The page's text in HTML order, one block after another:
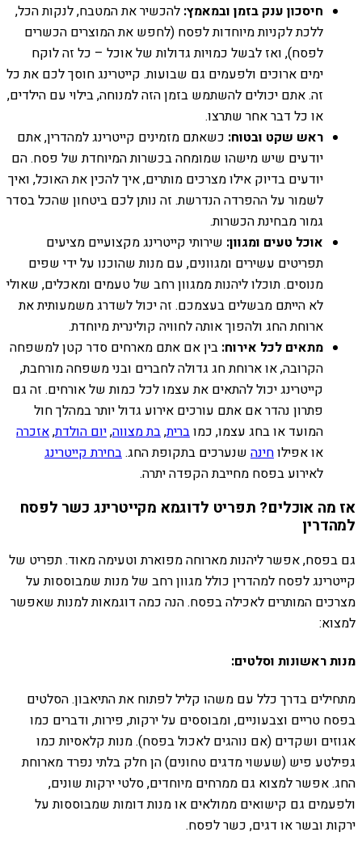
חיסכון ענק בזמן ובמאמץ: להכשיר את המטבח, לנקות הכל,
ללכת לקניות מיוחדות לפסח (לחפש את המוצרים הכשרים
לפסח), ואז לבשל כמויות גדולות של אוכל – כל זה לוקח
ימים ארוכים ולפעמים גם שבועות. קייטרינג חוסך לכם את כל
זה. אתם יכולים להשתמש בזמן הזה למנוחה, בילוי עם הילדים,
או כל דבר אחר שתרצו.
ראש שקט ובטוח: כשאתם מזמינים קייטרינג למהדרין, אתם
יודעים שיש מישהו שמומחה בכשרות המיוחדת של פסח. הם
יודעים בדיוק אילו מצרכים מותרים, איך להכין את האוכל, ואיך
לשמור על ההפרדה הנדרשת. זה נותן לכם ביטחון שהכל בסדר
גמור מבחינת הכשרות.
אוכל טעים ומגוון: שירותי קייטרינג מקצועיים מציעים
תפריטים עשירים ומגוונים, עם מנות שהוכנו על ידי שפים
מנוסים. תוכלו ליהנות ממגוון רחב של טעמים ומאכלים, שאולי
לא הייתם מבשלים בעצמכם. זה יכול לשדרג משמעותית את
ארוחת החג ולהפוך אותה לחוויה קולינרית מיוחדת.
מתאים לכל אירוח: בין אם אתם מארחים סדר קטן למשפחה
הקרובה, או ארוחת חג גדולה לחברים ובני משפחה מורחבת,
קייטרינג יכול להתאים את עצמו לכל כמות של אורחים. זה גם
פתרון נהדר אם אתם עורכים אירוע גדול יותר במהלך חול
המועד או בחג עצמו, כמוברית,בת מצווה,יום הולדת,אזכרה
או אפילוחינה שנערכים בתקופת החג.בחירת קייטרינג
לאירוע בפסח מחייבת הקפדה יתרה.
אז מה אוכלים? תפריט לדוגמא מקייטרינג כשר לפסח
למהדרין
גם בפסח, אפשר ליהנות מארוחה מפוארת וטעימה מאוד. תפריט של
קייטרינג לפסח למהדרין כולל מגוון רחב של מנות שמבוססות על
מצרכים המותרים לאכילה בפסח. הנה כמה דוגמאות למנות שאפשר
למצוא:
מנות ראשונות וסלטים:
מתחילים בדרך כלל עם משהו קליל לפתוח את התיאבון. הסלטים
בפסח טריים וצבעוניים, ומבוססים על ירקות, פירות, ודברים כמו
אגוזים ושקדים (אם נוהגים לאכול בפסח). מנות קלאסיות כמו
גפילטע פיש (שעשוי מדגים טחונים) הן חלק בלתי נפרד מארוחת
החג. אפשר למצוא גם ממרחים מיוחדים, סלטי ירקות שונים,
ולפעמים גם קישואים ממולאים או מנות דומות שמבוססות על
ירקות ובשר או דגים, כשר לפסח.